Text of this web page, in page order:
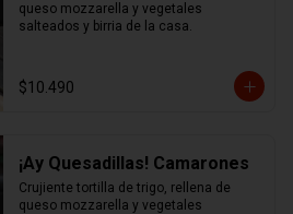
queso mozzarella y vegetales
salteados y birria de la casa.
$10.490
¡Ay Quesadillas! Camarones
Crujiente tortilla de trigo, rellena de
queso mozzarella y vegetales